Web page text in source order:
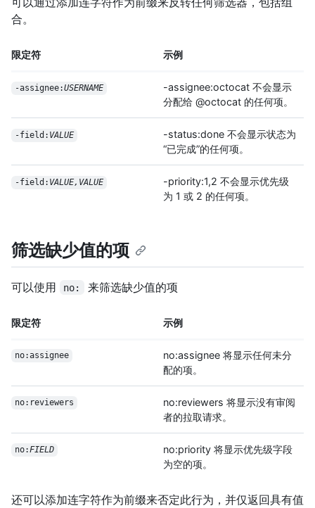
合。
限定符 示例
-assignee:USERNAME
-assignee:octocat 不会显示
分配给 @octocat 的任何项。
-field: VALUE
-status:done 不会显示状态为
“已完成”的任何项。
-field: VALUE,VALUE
-priority:1,2 不会显示优先级
为 1 或 2 的任何项。
筛选缺少值的项
可以使用 no: 来筛选缺少值的项
限定符 示例
no:assignee
no:assignee 将显示任何未分
配的项。
no:reviewers
no:reviewers 将显示没有审阅
者的拉取请求。
no:FIELD
no:priority 将显示优先级字段
为空的项。
还可以添加连字符作为前缀来否定此行为，并仅返回具有值